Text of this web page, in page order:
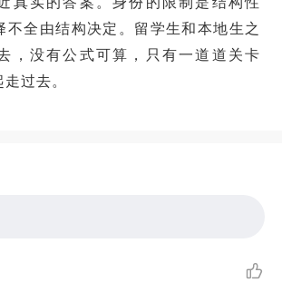
不全由结构决定。留学生和本地生之
，没有公式可算，只有一道道关卡
过去。